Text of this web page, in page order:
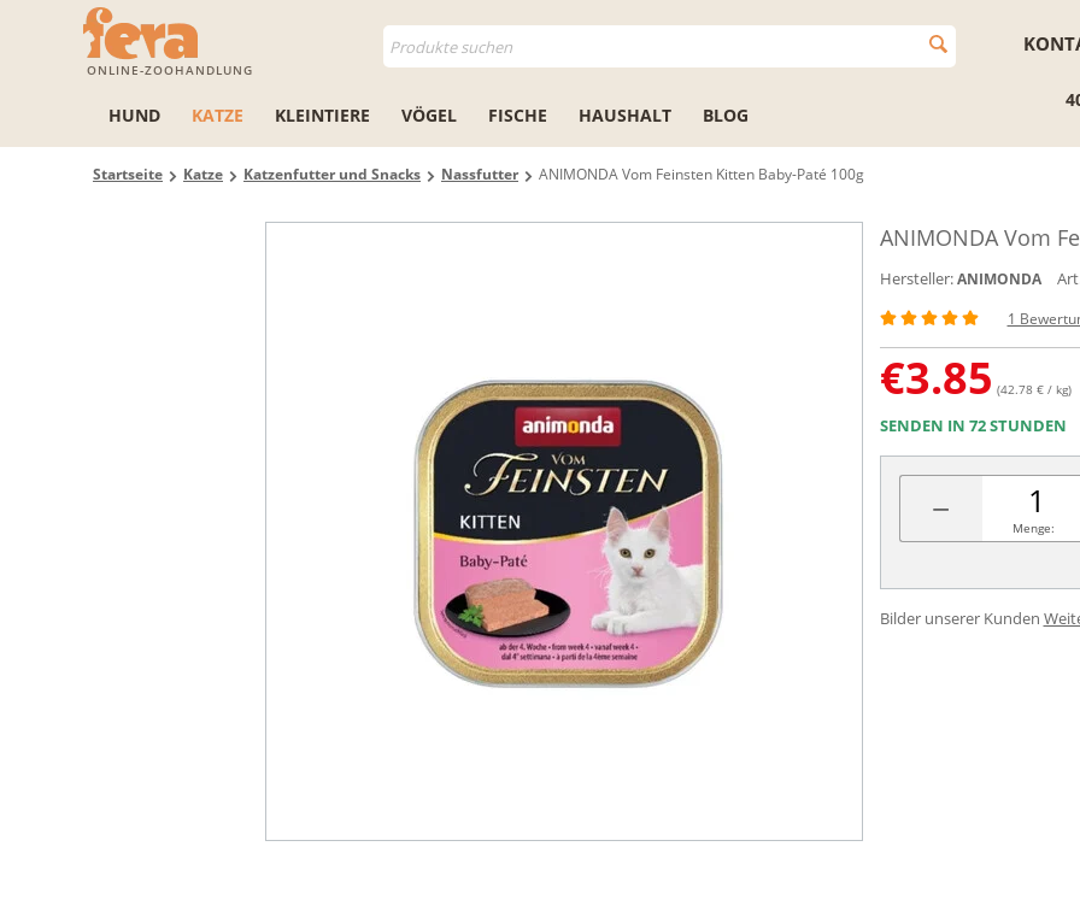
ONLINE-ZOOHANDLUNG
HUND KATZE KLEINTIERE VÖGEL FISCHE HAUSHALT BLOG
Startseite Katze Katzenfutter und Snacks Nassfutter ANIMONDA Vom Feinsten Kitten Baby-Paté 100g
ANIMONDA Vom
Hersteller: ANIMONDA
1
€3.85 (42.78 € / kg)
SENDEN IN 72 STUNDEN
− Menge:
Bilder unserer Kunden